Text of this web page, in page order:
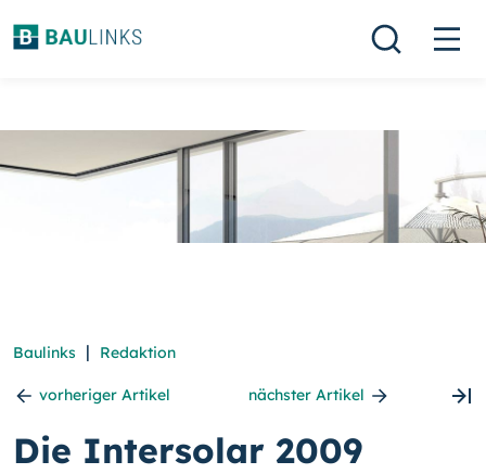
Baulinks | Redaktion
vorheriger Artikel nächster Artikel
Die Intersolar 2009